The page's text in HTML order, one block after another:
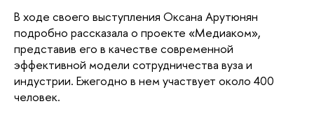
В ходе своего выступления Оксана Арутюнян
подробно рассказала о проекте «Медиаком»,
представив его в качестве современной
эффективной модели сотрудничества вуза и
индустрии. Ежегодно в нем участвует около 400
человек.